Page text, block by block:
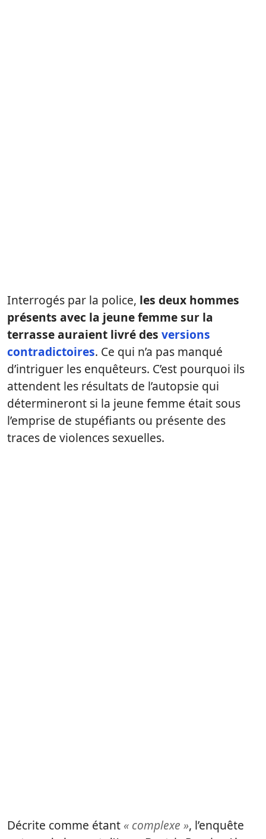
Interrogés par la police, les deux hommes
présents avec la jeune femme sur la
terrasse auraient livré des versions
contradictoires. Ce qui n’a pas manqué
d’intriguer les enquêteurs. C’est pourquoi ils
attendent les résultats de l’autopsie qui
détermineront si la jeune femme était sous
l’emprise de stupéfiants ou présente des
traces de violences sexuelles.
Décrite comme étant « complexe », l’enquête